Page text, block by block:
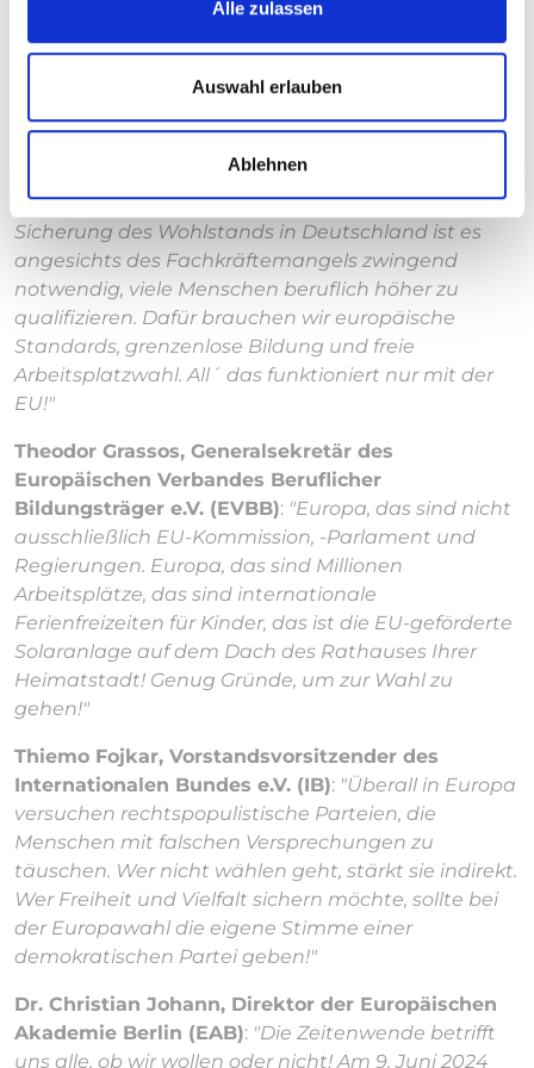
Alle zulassen
Auswahl erlauben
Ablehnen
Bereich Bildung und Soziale Arbeit. Eine Stimme für
eine demokratische Partei bei der Europawahl ist
Europa und unseren Partnerländern.“
Bundesverbandes der Träger Beruflicher Bildung
(Bildungsverband) e.V. (BBB):"Für die langfristige
Sicherung des Wohlstands in Deutschland ist es
angesichts des Fachkräftemangels zwingend
notwendig, viele Menschen beruflich höher zu
qualifizieren. Dafür brauchen wir europäische
Standards, grenzenlose Bildung und freie
Arbeitsplatzwahl. All´ das funktioniert nur mit der
EU!"
Theodor Grassos, Generalsekretär des
Europäischen Verbandes Beruflicher
Bildungsträger e.V. (EVBB): "Europa, das sind nicht
ausschließlich EU-Kommission, -Parlament und
Regierungen. Europa, das sind Millionen
Arbeitsplätze, das sind internationale
Ferienfreizeiten für Kinder, das ist die EU-geförderte
Solaranlage auf dem Dach des Rathauses Ihrer
Heimatstadt! Genug Gründe, um zur Wahl zu
gehen!"
Thiemo Fojkar, Vorstandsvorsitzender des
Internationalen Bundes e.V. (IB): "Überall in Europa
versuchen rechtspopulistische Parteien, die
Menschen mit falschen Versprechungen zu
täuschen. Wer nicht wählen geht, stärkt sie indirekt.
Wer Freiheit und Vielfalt sichern möchte, sollte bei
der Europawahl die eigene Stimme einer
demokratischen Partei geben!"
Dr. Christian Johann, Direktor der Europäischen
Akademie Berlin (EAB): "Die Zeitenwende betrifft
uns alle, ob wir wollen oder nicht! Am 9. Juni 2024